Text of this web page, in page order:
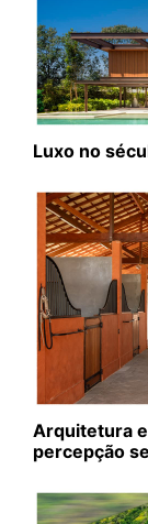
Luxo no
Arquitetura
percepção